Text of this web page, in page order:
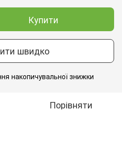
Купити
швидко
накопичувальної знижки
Порівняти